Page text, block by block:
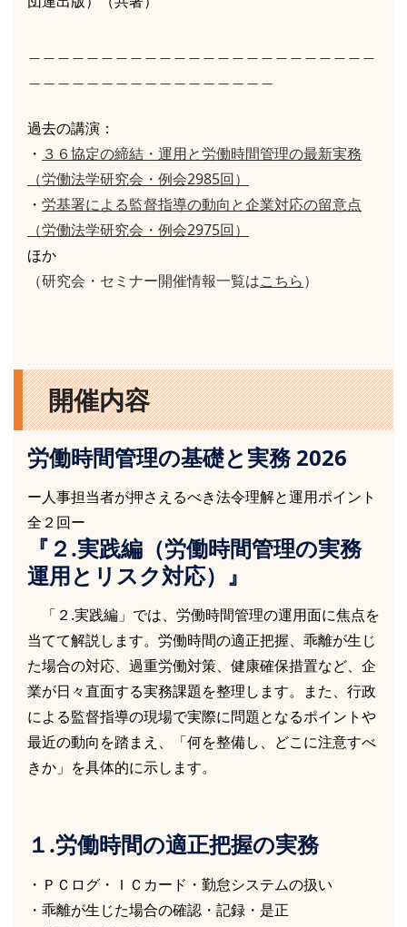
過去の講演：
・ ３６協定の締結・運用と労働時間管理の最新実務
（労働法学研究会・例会2985回）
・ 労基署による監督指導の動向と企業対応の留意点
（労働法学研究会・例会2975回）
ほか
（研究会・セミナー開催情報一覧はこちら）
開催内容
労働時間管理の基礎と実務 2026
ー人事担当者が押さえるべき法令理解と運用ポイント
全２回ー
『２.実践編（労働時間管理の実務
運用とリスク対応）』
「２.実践編」では、労働時間管理の運用面に焦点を
当てて解説します。労働時間の適正把握、乖離が生じ
た場合の対応、過重労働対策、健康確保措置など、企
業が日々直面する実務課題を整理します。また、行政
による監督指導の現場で実際に問題となるポイントや
最近の動向を踏まえ、「何を整備し、どこに注意すべ
きか」を具体的に示します。
１.労働時間の適正把握の実務
・ＰＣログ・ＩＣカード・勤怠システムの扱い
・乖離が生じた場合の確認・記録・是正